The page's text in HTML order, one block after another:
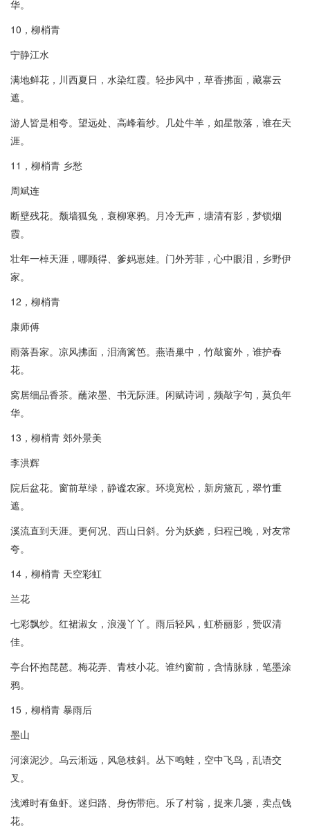
华。
10，柳梢青
宁静江水
满地鲜花，川西夏日，水染红霞。轻步风中，草香拂面，藏寨云
遮。
游人皆是相夸。望远处、高峰着纱。几处牛羊，如星散落，谁在天
涯。
11，柳梢青 乡愁
周斌连
断壁残花。颓墙狐兔，衰柳寒鸦。月冷无声，塘清有影，梦锁烟
霞。
壮年一棹天涯，哪顾得、爹妈崽娃。门外芳菲，心中眼泪，乡野伊
家。
12，柳梢青
康师傅
雨落吾家。凉风拂面，泪滴篱笆。燕语巢中，竹敲窗外，谁护春
花。
窝居细品香茶。蘸浓墨、书无际涯。闲赋诗词，频敲字句，莫负年
华。
13，柳梢青 郊外景美
李洪辉
院后盆花。窗前草绿，静谧农家。环境宽松，新房黛瓦，翠竹重
遮。
溪流直到天涯。更何况、西山日斜。分为妖娆，归程已晚，对友常
夸。
14，柳梢青 天空彩虹
兰花
七彩飘纱。红裙淑女，浪漫丫丫。雨后轻风，虹桥丽影，赞叹清
佳。
亭台怀抱琵琶。梅花弄、青枝小花。谁约窗前，含情脉脉，笔墨涂
鸦。
15，柳梢青 暴雨后
墨山
河滚泥沙。乌云渐远，风急枝斜。丛下鸣蛙，空中飞鸟，乱语交
叉。
浅滩时有鱼虾。迷归路、身伤带疤。乐了村翁，捉来几篓，卖点钱
花。